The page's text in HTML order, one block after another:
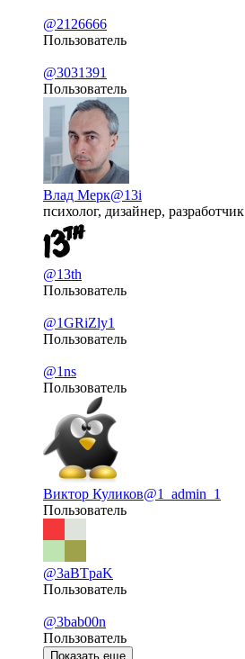
@2126666
Пользователь
@3031391
Пользователь
Влад Мерк@13i
психолог, дизайнер, разработчик
@13th
Пользователь
@1GRiZly1
Пользователь
@1ns
Пользователь
Виктор Куликов@1_admin_1
Пользователь
@3aBTpaK
Пользователь
@3bab00n
Пользователь
Показать еще